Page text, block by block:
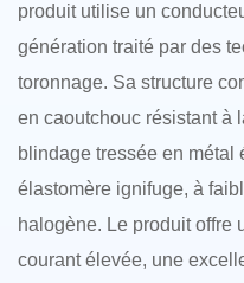
produit utilise un
génération traité par des
toronnage. Sa structure
en caoutchouc résistant à
blindage tressée en métal
élastomère ignifuge, à
halogène. Le produit offre
courant élevée, une